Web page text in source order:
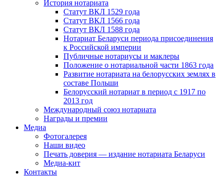
История нотариата
Статут ВКЛ 1529 года
Статут ВКЛ 1566 года
Статут ВКЛ 1588 года
Нотариат Беларуси периода присоединения
к Российской империи
Публичные нотариусы и маклеры
Положение о нотариальной части 1863 года
Развитие нотариата на белорусских землях в
составе Польши
Белорусский нотариат в период с 1917 по
2013 год
Международный союз нотариата
Награды и премии
Медиа
Фотогалерея
Наши видео
Печать доверия — издание нотариата Беларуси
Медиа-кит
Контакты